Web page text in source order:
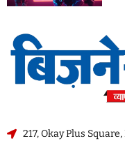
217, Okay Plus